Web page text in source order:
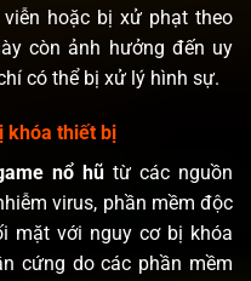
hoặc bị xử phạt theo
còn ảnh hưởng đến uy
có thể bị xử lý hình sự.
khóa thiết bị
nổ hũ từ các nguồn
virus, phần mềm độc
mặt với nguy cơ bị khóa
cứng do các phần mềm